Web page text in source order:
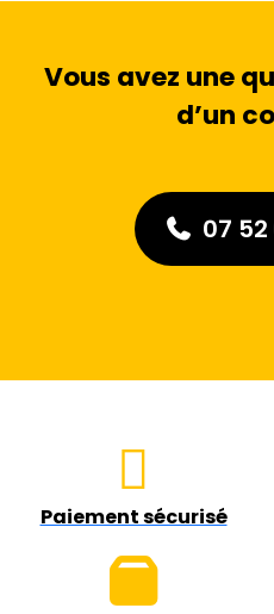
Vous avez une
d’un
07 52
Paiement sécurisé